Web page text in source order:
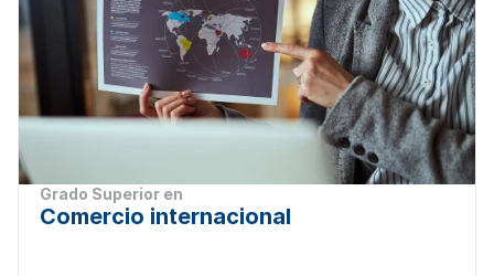
Grado Superior en
Comercio internacional